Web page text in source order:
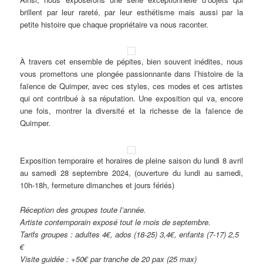
brillent par leur rareté, par leur esthétisme mais aussi par la
petite histoire que chaque propriétaire va nous raconter.
À travers cet ensemble de pépites, bien souvent inédites, nous
vous promettons une plongée passionnante dans l’histoire de la
faïence de Quimper, avec ces styles, ces modes et ces artistes
qui ont contribué à sa réputation. Une exposition qui va, encore
une fois, montrer la diversité et la richesse de la faïence de
Quimper.
Exposition temporaire et horaires de pleine saison du lundi 8 avril
au samedi 28 septembre 2024, (ouverture du lundi au samedi,
10h-18h, fermeture dimanches et jours fériés)
Réception des groupes toute l’année.
Artiste contemporain exposé tout le mois de septembre.
Tarifs groupes : adultes 4€, ados (18-25) 3,4€, enfants (7-17) 2,5
€
Visite guidée : +50€ par tranche de 20 pax (25 max)